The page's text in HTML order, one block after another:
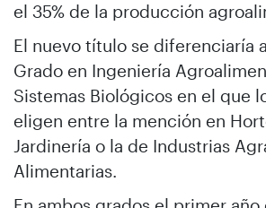
el 35% de la producción
El nuevo título se diferenciaría
Grado en Ingeniería
Sistemas Biológicos en el que
eligen entre la mención en
Jardinería o la de Industrias
Alimentarias.